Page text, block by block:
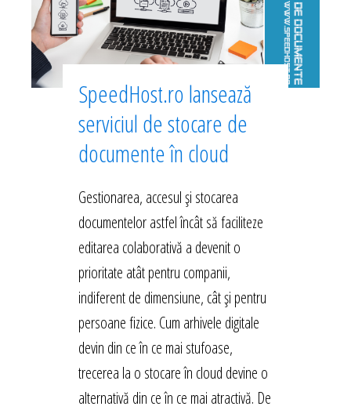
SpeedHost.ro lansează
serviciul de stocare de
documente în cloud
Gestionarea, accesul și stocarea
documentelor astfel încât să faciliteze
editarea colaborativă a devenit o
prioritate atât pentru companii,
indiferent de dimensiune, cât și pentru
persoane fizice. Cum arhivele digitale
devin din ce în ce mai stufoase,
trecerea la o stocare în cloud devine o
alternativă din ce în ce mai atractivă. De